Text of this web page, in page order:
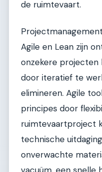
de ruimtevaart.
Agile en Lean zijn
onzekere projecten
door iteratief te
elimineren. Agile
principes door
ruimtevaartproject
technische
onverwachte
vacuüm, een snelle